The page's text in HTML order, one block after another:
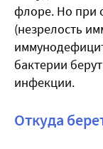
флоре. Но при
(незрелость
бактерии
инфекции.
Откуда